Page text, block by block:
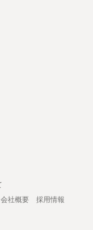
会社概要
採用情報